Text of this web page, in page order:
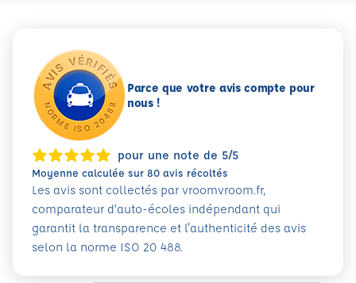
Parce que votre avis compte pour
nous !
pour une note de 5/5
Moyenne calculée sur 80 avis récoltés
Les avis sont collectés par vroomvroom.fr,
comparateur d’auto-écoles indépendant qui
garantit la transparence et l'authenticité des avis
selon la norme ISO 20 488.